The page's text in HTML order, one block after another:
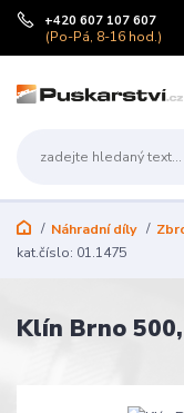
+420 607 107 607
(Po-Pá, 8-16 hod.)
Náhradní díly
kat.číslo: 01.1475
Klín Brno